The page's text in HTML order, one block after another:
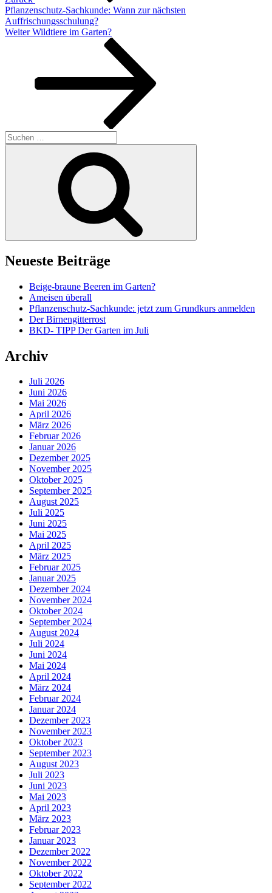
Pflanzenschutz-Sachkunde: Wann zur nächsten
Auffrischungsschulung?
Nächster
Weiter Wildtiere im Garten?
Suchen
nach:
Neueste Beiträge
Beige-braune Beeren im Garten?
Ameisen überall
Pflanzenschutz-Sachkunde: jetzt zum Grundkurs anmelden
Der Birnengitterrost
BKD- TIPP Der Garten im Juli
Archiv
Juli 2026
Juni 2026
Mai 2026
April 2026
März 2026
Februar 2026
Januar 2026
Dezember 2025
November 2025
Oktober 2025
September 2025
August 2025
Juli 2025
Juni 2025
Mai 2025
April 2025
März 2025
Februar 2025
Januar 2025
Dezember 2024
November 2024
Oktober 2024
September 2024
August 2024
Juli 2024
Juni 2024
Mai 2024
April 2024
März 2024
Februar 2024
Januar 2024
Dezember 2023
November 2023
Oktober 2023
September 2023
August 2023
Juli 2023
Juni 2023
Mai 2023
April 2023
März 2023
Februar 2023
Januar 2023
Dezember 2022
November 2022
Oktober 2022
September 2022